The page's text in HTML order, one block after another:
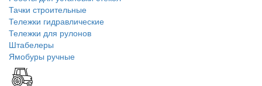
Тачки строительные
Тележки гидравлические
Тележки для рулонов
Штабелеры
Ямобуры ручные